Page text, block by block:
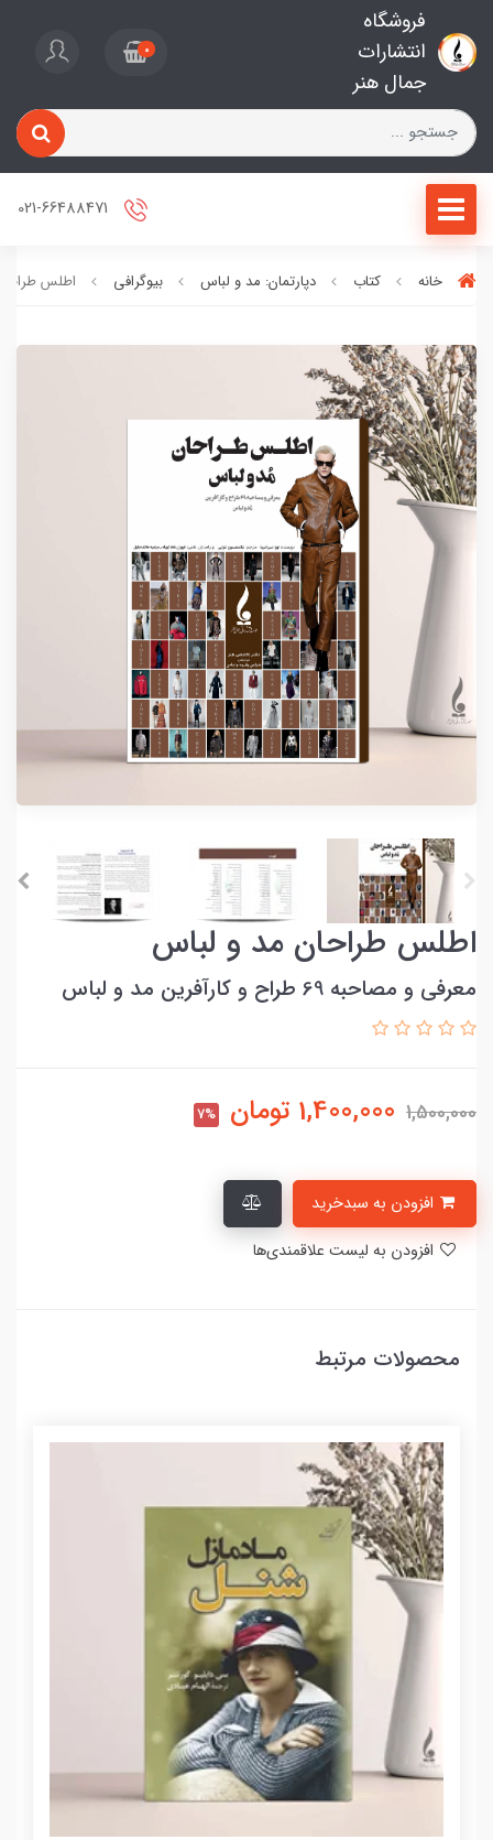
فروشگاه
انتشارات
جمال هنر
0
خانه کتاب دپارتمان: مد و لباس بیوگرافی اطلس
اطلس طراحان مد و لباس
معرفی و مصاحبه 69 طراح و کارآفرین مد و لباس
1,500,000
1,400,000 تومان 7%
محصولات مرتبط